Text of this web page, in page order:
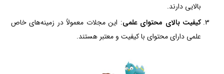
بالایی دارند.
کیفیت بالای محتوای علمی: این مجلات معمولاً در زمینه‌های خاص
علمی دارای محتوای با کیفیت و معتبر هستند.